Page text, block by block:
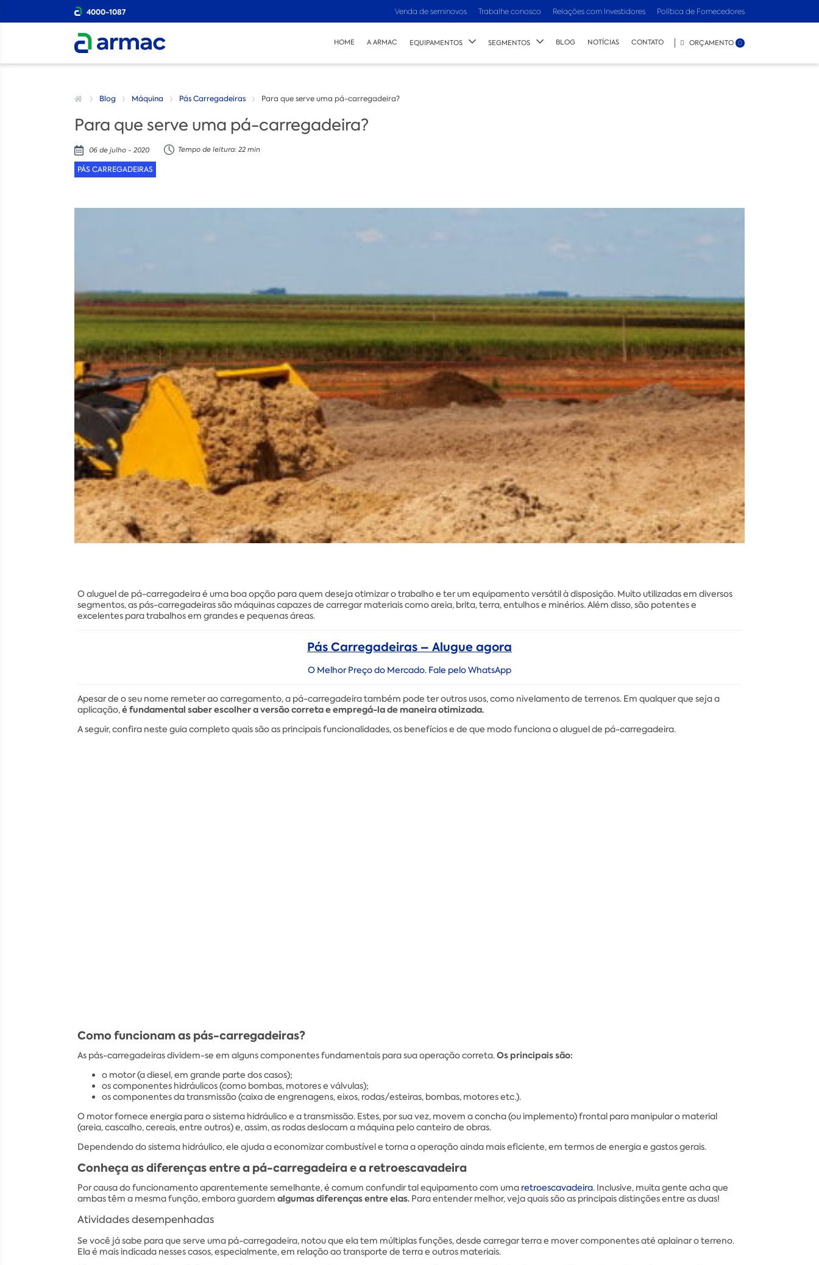
4000-1087 Venda de seminovos Trabalhe conosco Relações com Investidores Política de Fornecedores
HOME A ARMAC EQUIPAMENTOS SEGMENTOS BLOG NOTÍCIAS CONTATO ORÇAMENTO 0
Blog Máquina Pás Carregadeiras Para que serve uma pá-carregadeira?
Para que serve uma pá-carregadeira?
06 de julho - 2020 Tempo de leitura: 22 min
PÁS CARREGADEIRAS
O aluguel de pá-carregadeira é uma boa opção para quem deseja otimizar o trabalho e ter um equipamento versátil à disposição. Muito utilizadas em diversos
segmentos, as pás-carregadeiras são máquinas capazes de carregar materiais como areia, brita, terra, entulhos e minérios. Além disso, são potentes e
excelentes para trabalhos em grandes e pequenas áreas.
Pás Carregadeiras – Alugue agora
O Melhor Preço do Mercado. Fale pelo WhatsApp
Apesar de o seu nome remeter ao carregamento, a pá-carregadeira também pode ter outros usos, como nivelamento de terrenos. Em qualquer que seja a
aplicação,é fundamental saber escolher a versão correta e empregá-la de maneira otimizada.
A seguir, confira neste guia completo quais são as principais funcionalidades, os benefícios e de que modo funciona o aluguel de pá-carregadeira.
Como funcionam as pás-carregadeiras?
As pás-carregadeiras dividem-se em alguns componentes fundamentais para sua operação correta. Os principais são:
o motor (a diesel, em grande parte dos casos);
os componentes hidráulicos (como bombas, motores e válvulas);
os componentes da transmissão (caixa de engrenagens, eixos, rodas/esteiras, bombas, motores etc.).
O motor fornece energia para o sistema hidráulico e a transmissão. Estes, por sua vez, movem a concha (ou implemento) frontal para manipular o material
(areia, cascalho, cereais, entre outros) e, assim, as rodas deslocam a máquina pelo canteiro de obras.
Dependendo do sistema hidráulico, ele ajuda a economizar combustível e torna a operação ainda mais eficiente, em termos de energia e gastos gerais.
Conheça as diferenças entre a pá-carregadeira e a retroescavadeira
Por causa do funcionamento aparentemente semelhante, é comum confundir tal equipamento com uma retroescavadeira. Inclusive, muita gente acha que
ambas têm a mesma função, embora guardem algumas diferenças entre elas. Para entender melhor, veja quais são as principais distinções entre as duas!
Atividades desempenhadas
Se você já sabe para que serve uma pá-carregadeira, notou que ela tem múltiplas funções, desde carregar terra e mover componentes até aplainar o terreno.
Ela é mais indicada nesses casos, especialmente, em relação ao transporte de terra e outros materiais.